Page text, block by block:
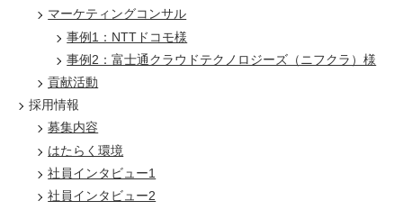
マーケティングコンサル
事例1：NTTドコモ様
事例2：富士通クラウドテクノロジーズ（ニフクラ）様
貢献活動
採用情報
募集内容
はたらく環境
社員インタビュー1
社員インタビュー2